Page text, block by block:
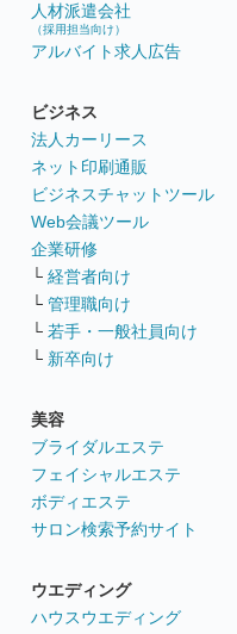
人材派遣会社
（採用担当向け）
アルバイト求人広告
ビジネス
法人カーリース
ネット印刷通販
ビジネスチャットツール
Web会議ツール
企業研修
└ 経営者向け
└ 管理職向け
└ 若手・一般社員向け
└ 新卒向け
美容
ブライダルエステ
フェイシャルエステ
ボディエステ
サロン検索予約サイト
ウエディング
ハウスウエディング